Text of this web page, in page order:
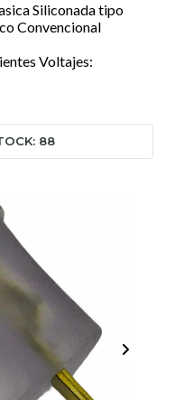
Siliconada tipo
Convencional
Voltajes:
88